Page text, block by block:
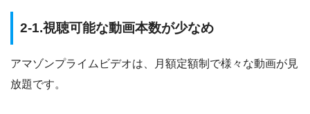
2-1.視聴可能な動画本数が少なめ
アマゾンプライムビデオは、月額定額制で様々な動画が見
放題です。